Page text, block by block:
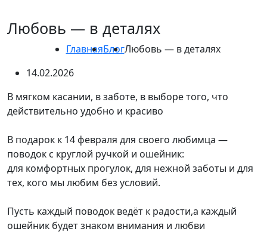
Любовь — в деталях
ГлавнаяБлогЛюбовь — в деталях
14.02.2026
В мягком касании, в заботе, в выборе того, что
действительно удобно и красиво
В подарок к 14 февраля для своего любимца —
поводок с круглой ручкой и ошейник:
для комфортных прогулок, для нежной заботы и для
тех, кого мы любим без условий.
Пусть каждый поводок ведёт к радости,а каждый
ошейник будет знаком внимания и любви